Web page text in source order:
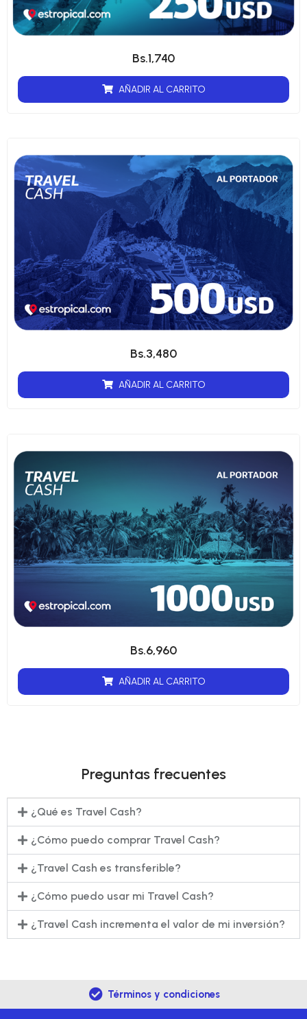
Bs.1,740
AÑADIR AL CARRITO
Bs.3,480
AÑADIR AL CARRITO
Bs.6,960
AÑADIR AL CARRITO
Preguntas frecuentes
¿Qué es Travel Cash?
¿Cómo puedo comprar Travel Cash?
¿Travel Cash es transferible?
¿Cómo puedo usar mi Travel Cash?
¿Travel Cash incrementa el valor de mi inversión?
Términos y condiciones